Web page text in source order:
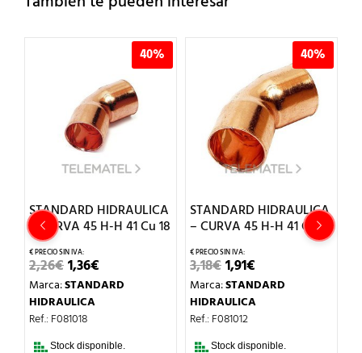
40%
STANDARD HIDRAULICA
– CURVA 45 H-H 41 Cu 18
2,26€EL
PRECIO
ORIGINAL
ERA:
2,26€.
1,36€PRECIO
ACTUAL
Marca:STANDARD
HIDRAULICA
Ref.: F081018
Stock disponible.
40%
STANDARD HIDRAULICA
– CURVA 45 H-H 41 Cu 12
3,18€EL
PRECIO
ORIGINAL
ERA:
3,18€.
1,91€PRECIO
ACTUAL
ES:
Marca:STANDARD
HIDRAULICA
Ref.: F081012
Stock disponible.